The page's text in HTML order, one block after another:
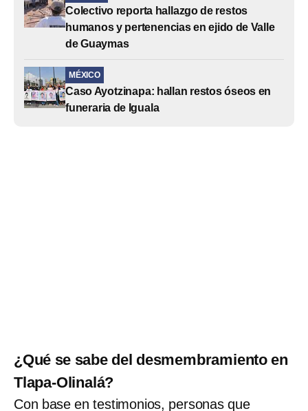
Colectivo reporta hallazgo de restos
humanos y pertenencias en ejido de Valle
de Guaymas
MÉXICO
Caso Ayotzinapa: hallan restos óseos en
funeraria de Iguala
¿Qué se sabe del desmembramiento en
Tlapa-Olinalá?
Con base en testimonios, personas que